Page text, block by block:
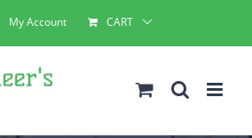
My Account CART